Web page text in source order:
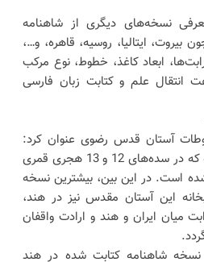
نسخه‌های دیگری از شاهنامه
ایتالیا، روسیه، قاهره، و…،
ابعاد کاغذ، خطوط، نوع مرکب
انتقال علم و کتابت زبان فارسی
آستان قدس رضوی عنوان کرد:
بیشترین نسخه‌های شاهنامه که در سده‌های 12 و 13 هجری قمری
است. در این بین، بیشترین نسخه
این آستان مقدس نیز در هند،
میان ایران و هند و ارادت واقفان
نسخه شاهنامه کتابت شده در هند